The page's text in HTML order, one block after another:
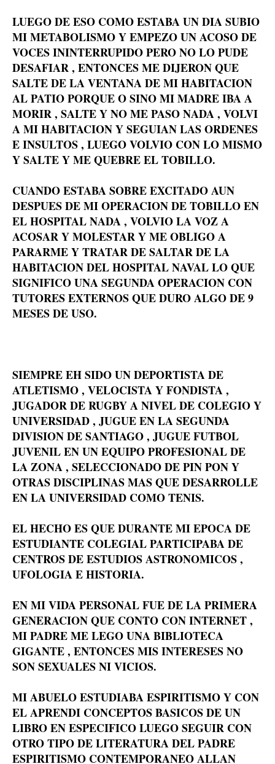
LUEGO DE ESO COMO ESTABA UN DIA SUBIO
MI METABOLISMO Y EMPEZO UN ACOSO DE
VOCES ININTERRUPIDO PERO NO LO PUDE
DESAFIAR , ENTONCES ME DIJERON QUE
SALTE DE LA VENTANA DE MI HABITACION
AL PATIO PORQUE O SINO MI MADRE IBA A
MORIR , SALTE Y NO ME PASO NADA , VOLVI
A MI HABITACION Y SEGUIAN LAS ORDENES
E INSULTOS , LUEGO VOLVIO CON LO MISMO
Y SALTE Y ME QUEBRE EL TOBILLO.
CUANDO ESTABA SOBRE EXCITADO AUN
DESPUES DE MI OPERACION DE TOBILLO EN
EL HOSPITAL NADA , VOLVIO LA VOZ A
ACOSAR Y MOLESTAR Y ME OBLIGO A
PARARME Y TRATAR DE SALTAR DE LA
HABITACION DEL HOSPITAL NAVAL LO QUE
SIGNIFICO UNA SEGUNDA OPERACION CON
TUTORES EXTERNOS QUE DURO ALGO DE 9
MESES DE USO.
SIEMPRE EH SIDO UN DEPORTISTA DE
ATLETISMO , VELOCISTA Y FONDISTA ,
JUGADOR DE RUGBY A NIVEL DE COLEGIO Y
UNIVERSIDAD , JUGUE EN LA SEGUNDA
DIVISION DE SANTIAGO , JUGUE FUTBOL
JUVENIL EN UN EQUIPO PROFESIONAL DE
LA ZONA , SELECCIONADO DE PIN PON Y
OTRAS DISCIPLINAS MAS QUE DESARROLLE
EN LA UNIVERSIDAD COMO TENIS.
EL HECHO ES QUE DURANTE MI EPOCA DE
ESTUDIANTE COLEGIAL PARTICIPABA DE
CENTROS DE ESTUDIOS ASTRONOMICOS ,
UFOLOGIA E HISTORIA.
EN MI VIDA PERSONAL FUE DE LA PRIMERA
GENERACION QUE CONTO CON INTERNET ,
MI PADRE ME LEGO UNA BIBLIOTECA
GIGANTE , ENTONCES MIS INTERESES NO
SON SEXUALES NI VICIOS.
MI ABUELO ESTUDIABA ESPIRITISMO Y CON
EL APRENDI CONCEPTOS BASICOS DE UN
LIBRO EN ESPECIFICO LUEGO SEGUIR CON
OTRO TIPO DE LITERATURA DEL PADRE
ESPIRITISMO CONTEMPORANEO ALLAN